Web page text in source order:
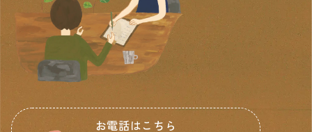
お電話はこちら